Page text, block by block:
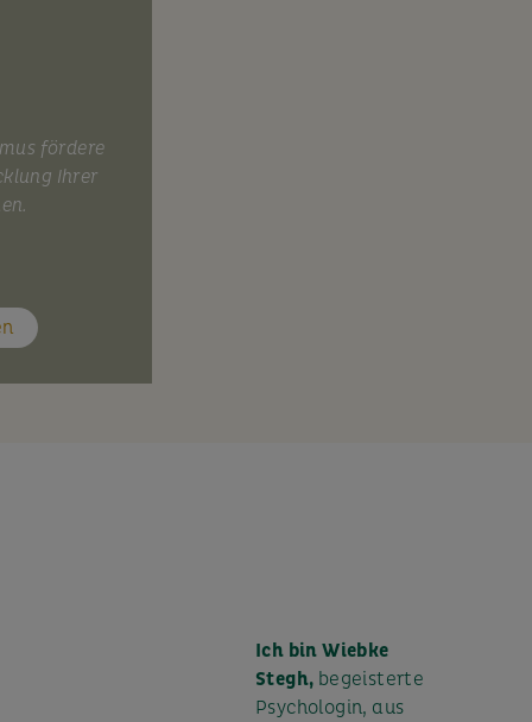
fördere
Ihrer
Ich bin Wiebke
Stegh, begeisterte
Psychologin, aus